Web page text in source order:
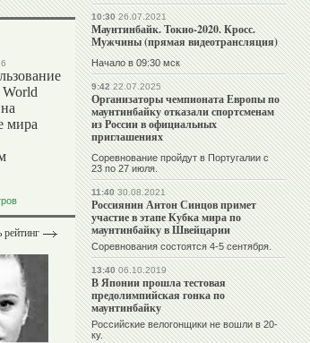
мира
рейтинг
10:3026.07.2021
Маунтинбайк. Токио-2020. Кросс.
Мужчины (прямая видеотрансляция)
Начало в 09:30 мск
9:4222.07.2025
Организаторы чемпионата Европы по
маунтинбайку отказали спортсменам
из России в официальных
приглашениях
Соревнование пройдут в Португалии с
23 по 27 июля.
11:4030.08.2021
Россиянин Антон Синцов примет
участие в этапе Кубка мира по
маунтинбайку в Швейцарии
Соревнования состоятся 4-5 сентября.
13:4006.10.2019
В Японии прошла тестовая
предолимпийская гонка по
маунтинбайку
Российские велогонщики не вошли в 20-
ку.